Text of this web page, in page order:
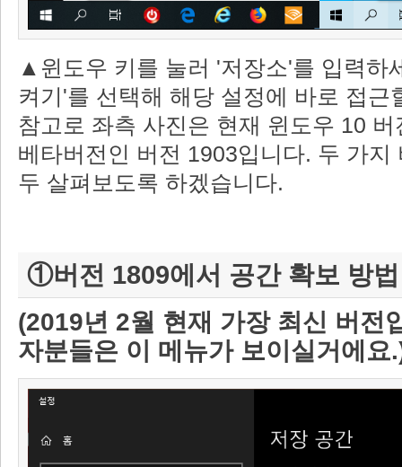
▲윈도우 키를 눌러 '저장소'를 입력하
켜기'를 선택해 해당 설정에 바로 접근
참고로 좌측 사진은 현재 윈도우 10
베타버전인 버전 1903입니다. 두 가지
두 살펴보도록 하겠습니다.
①버전 1809에서 공간 확보 방법
(2019년 2월 현재 가장 최신 버전
자분들은 이 메뉴가 보이실거에요